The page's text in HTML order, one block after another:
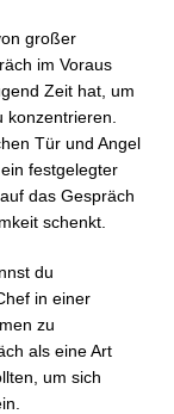
großer
im Voraus
Zeit hat, um
Tür und Angel
festgelegter
das Gespräch
schenkt.
du
in einer
zu
als eine Art
um sich